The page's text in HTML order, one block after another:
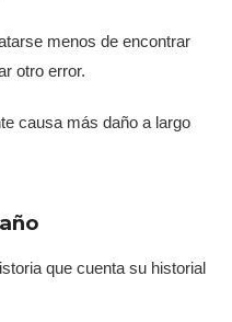
menos de encontrar
otro error.
causa más daño a largo
que cuenta su historial